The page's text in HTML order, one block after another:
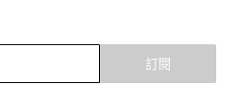
訂閱